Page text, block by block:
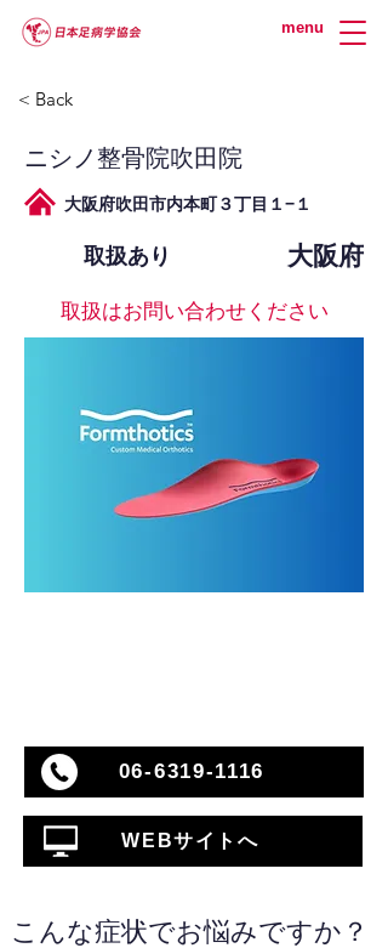
menu
< Back
ニシノ整骨院吹田院
大阪府吹田市内本町３丁目１−１
取扱あり 大阪府
取扱はお問い合わせください
06-6319-1116
WEBサイトへ
こんな症状でお悩みですか？